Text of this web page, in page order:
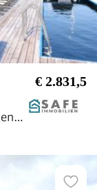
€ 2.831,5